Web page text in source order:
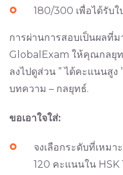
180/300 เพื่อได้รับใ
การผ่านการสอบเป็นผลที่
GlobalExam ให้คุณกลยุท
ลงไปดูส่วน ” ได้คะแนนสู
บทความ – กลยุทธ์.
ขอเอาใจใส่:
จงเลือกระดับที่เหม
120 คะแนนใน HSK